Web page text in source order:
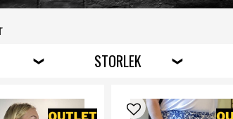
STORLEK